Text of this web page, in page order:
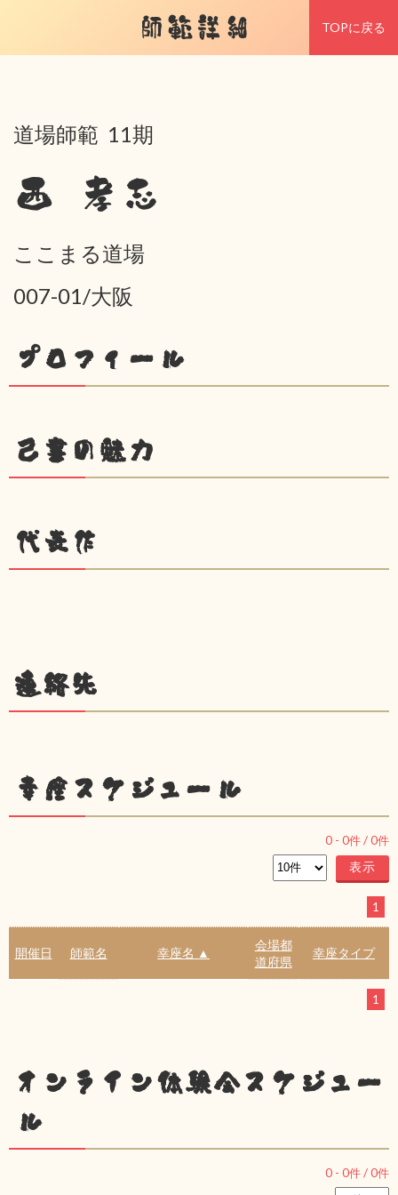
師範詳細 TOPに戻る
道場師範 11期
西 孝志
ここまる道場
007-01/大阪
プロフィール
己書の魅力
代表作
連絡先
幸座スケジュール
0 - 0件 /0件
1
開催日 師範名 幸座名 ▲
会場都
道府県
幸座タイプ
1
オンライン体験会スケジュー
ル
0 - 0件 /0件